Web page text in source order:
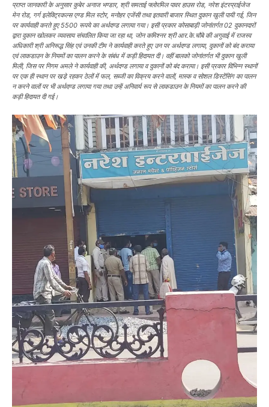
प्राप्त जानकारी के अनुसार कुबेर अनाज भण्डार, श्री समताई फ्लोरमिल पावर हाउस रोड, नरेश इंटरप्राईजेज
मेन रोड, गर्ग इलेक्ट्रिकल्स एण्ड मिल स्टोर, मनोहर एजेंसी तथा इतवारी बाजार स्थित दुकान खुली पायी गई, जिन
पर कार्यवाही करते हुए 5500 रूपये का अर्थदण्ड लगाया गया। इसी प्रकार कोसाबाड़ी जोनांतर्गत 02 दुकानदारों
द्वारा दुकान खोलकर व्यवसाय संचालित किया जा रहा था, जोन कमिश्नर श्री आर.के.चौबे की अगुवाई में राजस्व
अधिकारी श्री अनिरूद्ध सिंह एवं उनकी टीम ने कार्यवाही करते हुए उन पर अर्थदण्ड लगाया, दुकानों को बंद कराया
एवं लाकडाउन के नियमों का पालन करने के संबंध में कड़ी हिदायत दी। वहीं बालको जोनांतर्गत भी दुकान खुली
मिली, जिस पर निगम अमले ने कार्यवाही की, अर्थदण्ड लगाया व दुकानों को बंद कराया। इसी प्रकार विभिन्न स्थानों
पर एक ही स्थान पर खडे़ रहकर ठेलों में फल, सब्जी का विक्रय करने वालों, मास्क व सोशल डिस्टेंसिंग का पालन
न करने वालों पर भी अर्थदण्ड लगाया गया तथा उन्हें अनिवार्य रूप से लाकडाउन के नियमों का पालन करने की
कड़ी हिदायत दी गई।